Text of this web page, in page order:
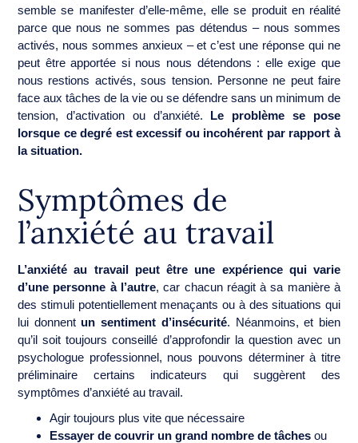
semble se manifester d’elle-même, elle se produit en réalité
parce que nous ne sommes pas détendus – nous sommes
activés, nous sommes anxieux – et c’est une réponse qui ne
peut être apportée si nous nous détendons : elle exige que
nous restions activés, sous tension. Personne ne peut faire
face aux tâches de la vie ou se défendre sans un minimum de
tension, d’activation ou d’anxiété. Le problème se pose
lorsque ce degré est excessif ou incohérent par rapport à
la situation.
Symptômes de
l’anxiété au travail
L’anxiété au travail peut être une expérience qui varie
d’une personne à l’autre, car chacun réagit à sa manière à
des stimuli potentiellement menaçants ou à des situations qui
lui donnent un sentiment d’insécurité. Néanmoins, et bien
qu’il soit toujours conseillé d’approfondir la question avec un
psychologue professionnel, nous pouvons déterminer à titre
préliminaire certains indicateurs qui suggèrent des
symptômes d’anxiété au travail.
Agir toujours plus vite que nécessaire
Essayer de couvrir un grand nombre de tâches ou